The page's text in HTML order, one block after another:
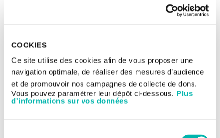
COOKIES
Ce site utilise des cookies afin de vous proposer une
navigation optimale, de réaliser des mesures d’audience
et de promouvoir nos campagnes de collecte de dons.
Vous pouvez paramétrer leur dépôt ci-dessous. Plus
d'informations sur vos données
La cohorte principale gérée par l’équipe est la French Childhood
Cancer Survivors Study (FCCSS), qui inclue à ce jour 7670 sujets
au moins 5 ans. Des informations cliniques et thérapeutiques
doses de rayonnements ionisants reçues à tous les organes
sains du corps durant leur radiothérapie ont été estimées à
l’aide de logiciels spécifiques développés dans l’équipe. Le suivi
de la cohorte est réalisé par l’accès aux dossiers médicaux,
l’envoi d’auto-questionnaires, la mise en place de consultations
de 3000 sujets, pour lesquels des prélèvements de salive et/ou